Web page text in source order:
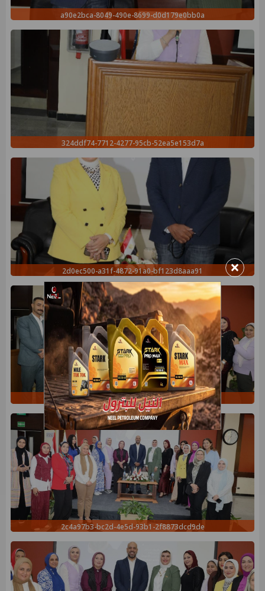
a90e2bca-8049-490e-8699-d0d179e0bb0a
324ddf74-7712-4277-95cb-52ea5e153d7a
2d0ec500-a31f-4872-91a0-bf123d8aaa91
657f712b-b997-4b45-a047-25a509804580
2c4a97b3-bc2d-4e5d-93b1-2f8873dcd9de
×